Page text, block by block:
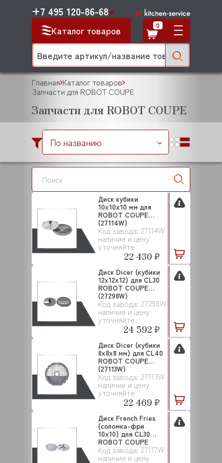
Каталог товаров
+7 495 120-86-68
0
Главная Каталог товаров
Запчасти для ROBOT COUPE
Запчасти для ROBOT COUPE
По названию
Код завода: 27114W
наличие и цену
уточняйте
Диск кубики
10х10х10 мм для
ROBOT COUPE
(27114W)
22 430 ₽
Код завода: 27298W
наличие и цену
уточняйте
Диск Dicer (кубики
12х12х12) для CL30
ROBOT COUPE
(27298W)
24 592 ₽
Код завода: 27113W
наличие и цену
уточняйте
Диск Dicer (кубики
8х8х8 мм) для CL40
ROBOT COUPE
(27113W)
22 469 ₽
Код завода: 27117W
наличие и цену
Диск French Fries
(соломка-фри
10х10) для CL30
ROBOT COUPE
(27117...